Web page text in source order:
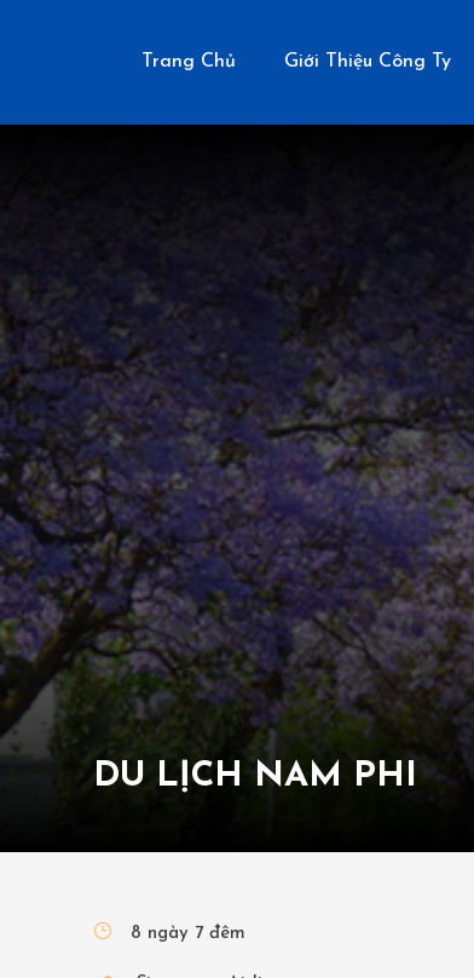
Trang Chủ Giới Thiệu Công Ty
DU LỊCH NAM PHI
8 ngày 7 đêm